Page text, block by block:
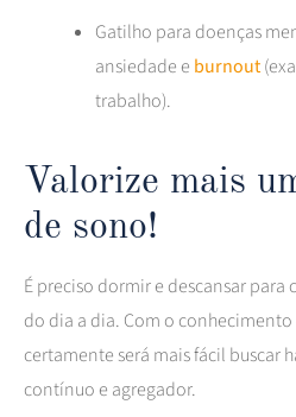
Gatilho para doenças
ansiedade e burnout
trabalho).
Valorize mais
de sono!
É preciso dormir e descansar para
do dia a dia. Com o conhecimento
certamente será mais fácil buscar
contínuo e agregador.